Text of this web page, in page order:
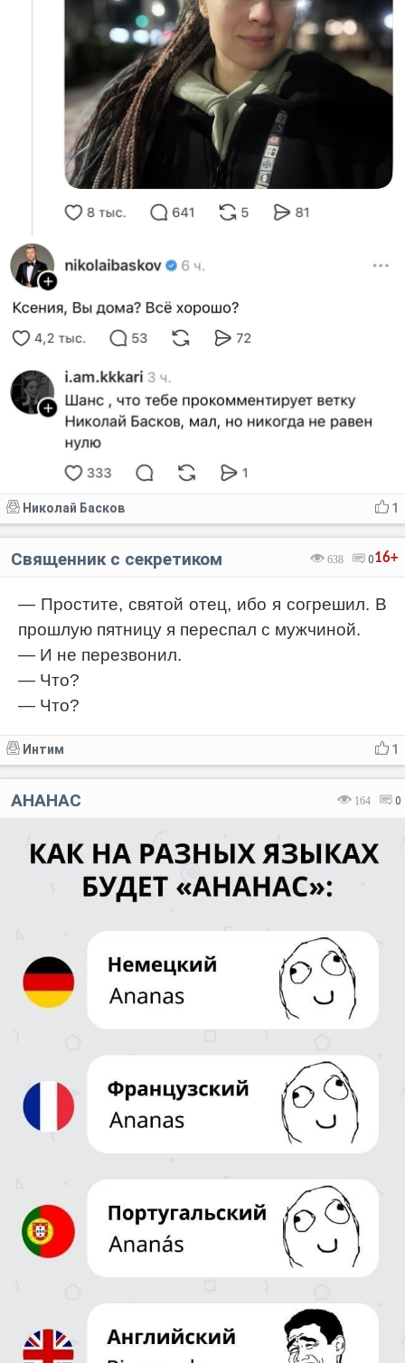
1
Николай Басков
16+
638 0
Священник с секретиком
— Простите, святой отец, ибо я согрешил. В
прошлую пятницу я переспал с мужчиной.
— И не перезвонил.
— Что?
— Что?
1
Интим
164 0
АНАНАС